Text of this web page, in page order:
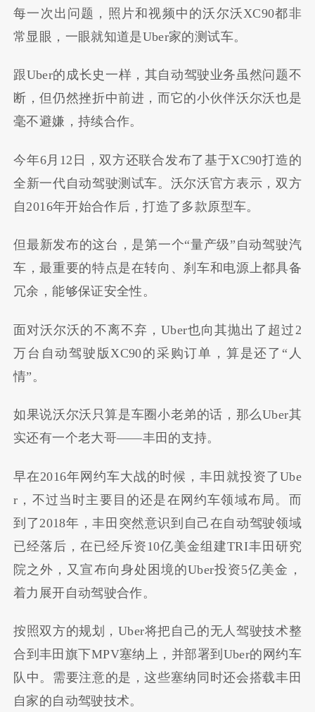
每一次出问题，照片和视频中的沃尔沃XC90都非
常显眼，一眼就知道是Uber家的测试车。
跟Uber的成长史一样，其自动驾驶业务虽然问题不
断，但仍然挫折中前进，而它的小伙伴沃尔沃也是
毫不避嫌，持续合作。
今年6月 12 日，双方还联合发布了基于XC90打造的
全新一代自动驾驶测试车。沃尔沃官方表示，双方
自 2016年开始合作后，打造了多款原型车。
但最新发布的这台，是第一个“量产级” 自动驾驶汽
车，最重要的特点是在转向、刹车和电源上都具备
冗余，能够保证安全性。
面对沃尔沃的不离不弃， Uber也向其抛出了超过 2
万台自动驾驶版 XC90的采购订单，算是还了 “ 人
情” 。
如果说沃尔沃只算是车圈小老弟的话，那么Uber其
实还有一个老大哥——丰田的支持。
早在2016年网约车大战的时候，丰田就投资了Ube
r ，不过当时主要目的还是在网约车领域布局。而
到了2018年，丰田突然意识到自己在自动驾驶领域
已经落后，在已经斥资10亿美金组建TRI丰田研究
院之外，又宣布向身处困境的Uber投资5亿美金，
着力展开自动驾驶合作。
按照双方的规划，Uber将把自己的无人驾驶技术整
合到丰田旗下MPV塞纳上，并部署到 Uber的网约车
队中。需要注意的是，这些塞纳同时还会搭载丰田
自家的自动驾驶技术。